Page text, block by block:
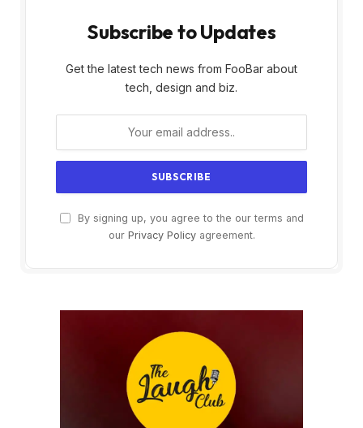
Subscribe to Updates
Get the latest tech news from FooBar about
tech, design and biz.
By signing up, you agree to the our terms and
our Privacy Policyagreement.